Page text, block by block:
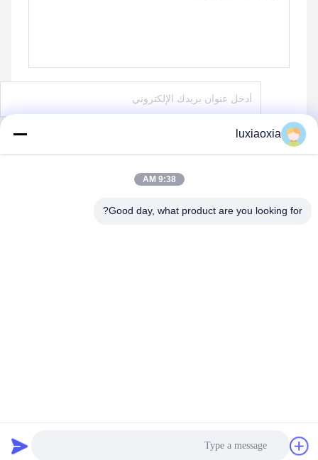
ارسل
luxiaoxia
9:38 AM
Good day, what product are you looking for?